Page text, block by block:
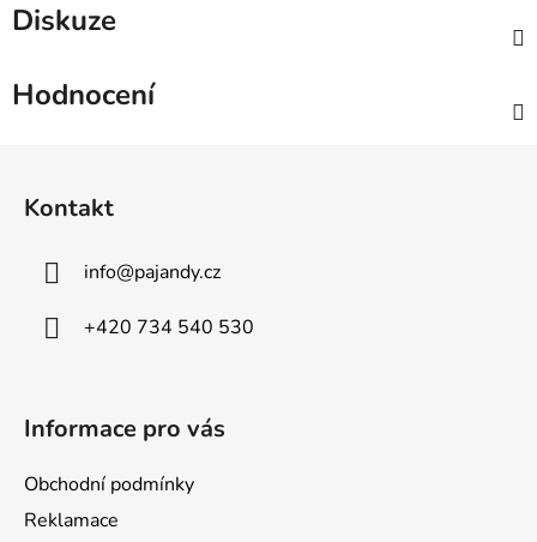
Diskuze
Hodnocení
Kontakt
info@pajandy.cz
+420 734 540 530
Informace pro vás
Obchodní podmínky
Reklamace